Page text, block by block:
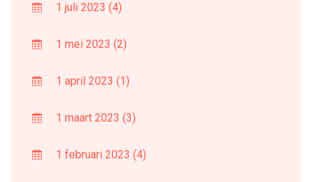
1 juli 2023 (4)
1 mei 2023 (2)
1 april 2023 (1)
1 maart 2023 (3)
1 februari 2023 (4)